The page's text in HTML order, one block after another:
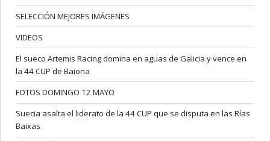
SELECCIÓN MEJORES IMÁGENES
VIDEOS
El sueco Artemis Racing domina en aguas de Galicia y vence en
la 44 CUP de Baiona
FOTOS DOMINGO 12 MAYO
Suecia asalta el liderato de la 44 CUP que se disputa en las Rías
Baixas